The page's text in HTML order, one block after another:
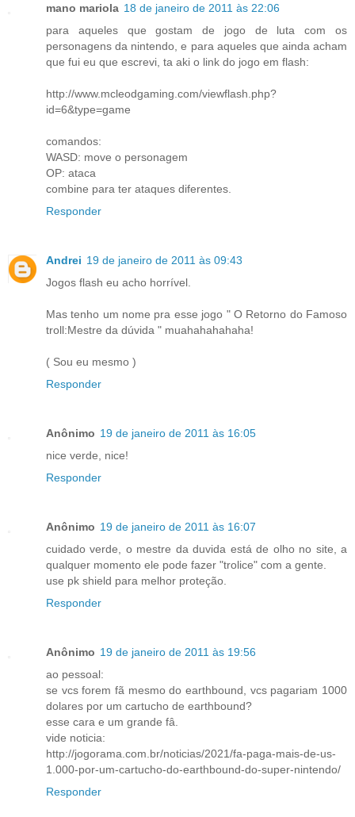
mano mariola 18 de janeiro de 2011 às 22:06
para aqueles que gostam de jogo de luta com os
personagens da nintendo, e para aqueles que ainda acham
que fui eu que escrevi, ta aki o link do jogo em flash:
http://www.mcleodgaming.com/viewflash.php?
id=6&type=game
comandos:
WASD: move o personagem
OP: ataca
combine para ter ataques diferentes.
Responder
Andrei 19 de janeiro de 2011 às 09:43
Jogos flash eu acho horrível.
Mas tenho um nome pra esse jogo " O Retorno do Famoso
troll:Mestre da dúvida " muahahahahaha!
( Sou eu mesmo )
Responder
Anônimo 19 de janeiro de 2011 às 16:05
nice verde, nice!
Responder
Anônimo 19 de janeiro de 2011 às 16:07
cuidado verde, o mestre da duvida está de olho no site, a
qualquer momento ele pode fazer "trolice" com a gente.
use pk shield para melhor proteção.
Responder
Anônimo 19 de janeiro de 2011 às 19:56
ao pessoal:
se vcs forem fã mesmo do earthbound, vcs pagariam 1000
dolares por um cartucho de earthbound?
esse cara e um grande fâ.
vide noticia:
http://jogorama.com.br/noticias/2021/fa-paga-mais-de-us-
1.000-por-um-cartucho-do-earthbound-do-super-nintendo/
Responder